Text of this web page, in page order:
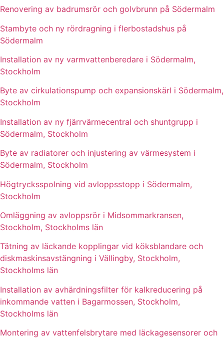
Renovering av badrumsrör och golvbrunn på Södermalm
Stambyte och ny rördragning i flerbostadshus på
Södermalm
Installation av ny varmvattenberedare i Södermalm,
Stockholm
Byte av cirkulationspump och expansionskärl i Södermalm,
Stockholm
Installation av ny fjärrvärmecentral och shuntgrupp i
Södermalm, Stockholm
Byte av radiatorer och injustering av värmesystem i
Södermalm, Stockholm
Högtrycksspolning vid avloppsstopp i Södermalm,
Stockholm
Omläggning av avloppsrör i Midsommarkransen,
Stockholm, Stockholms län
Tätning av läckande kopplingar vid köksblandare och
diskmaskinsavstängning i Vällingby, Stockholm,
Stockholms län
Installation av avhärdningsfilter för kalkreducering på
inkommande vatten i Bagarmossen, Stockholm,
Stockholms län
Montering av vattenfelsbrytare med läckagesensorer och